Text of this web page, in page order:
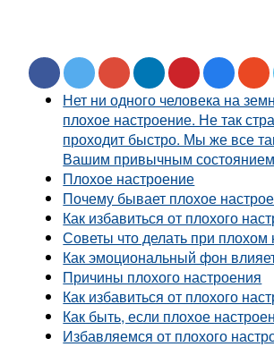
Нет ни одного человека на
плохое настроение. Не так
проходит быстро. Мы же все
Вашим привычным
Плохое настроение
Почему бывает плохое
Как избавиться от плохого
Советы что делать при плохом
Как эмоциональный фон
Причины плохого настроения
Как избавиться от плохого
Как быть, если плохое
Избавляемся от плохого